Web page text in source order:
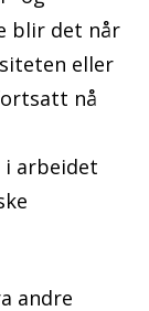
blir det når
eller
nå
i arbeidet
andre